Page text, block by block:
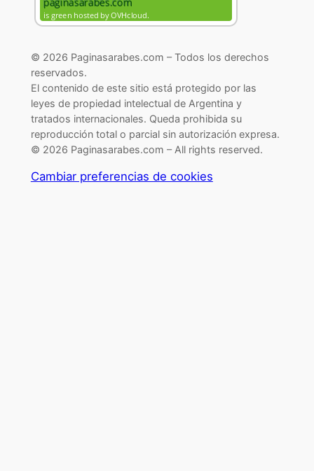
© 2026 Paginasarabes.com – Todos los derechos
reservados.
El contenido de este sitio está protegido por las
leyes de propiedad intelectual de Argentina y
tratados internacionales. Queda prohibida su
reproducción total o parcial sin autorización expresa.
© 2026 Paginasarabes.com – All rights reserved.
Cambiar preferencias de cookies